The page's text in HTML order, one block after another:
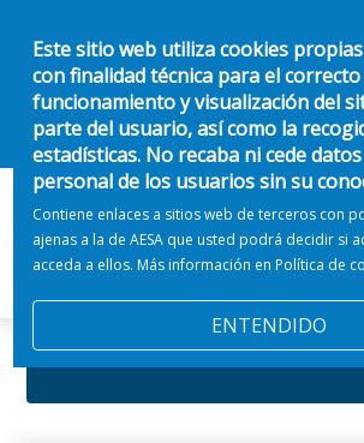
Este sitio web utiliza cookies
con finalidad técnica para el correcto
funcionamiento y visualización del
parte del usuario, así como la
estadísticas. No recaba ni cede
personal de los usuarios sin su
Contiene enlaces a sitios web de terceros con
ajenas a la de AESA que usted podrá decidir si
acceda a ellos. Más información en Política de
ENTENDIDO